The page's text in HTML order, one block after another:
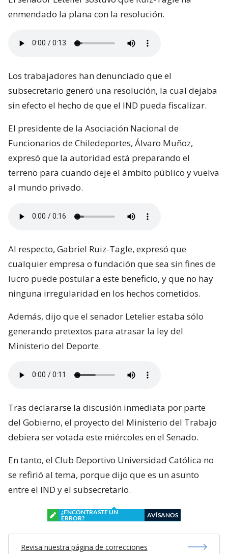
enmendado la plana con la resolución.
Los trabajadores han denunciado que el
subsecretario generó una resolución, la cual dejaba
sin efecto el hecho de que el IND pueda fiscalizar.
El presidente de la Asociación Nacional de
Funcionarios de Chiledeportes, Álvaro Muñoz,
expresó que la autoridad está preparando el
terreno para cuando deje el ámbito público y vuelva
al mundo privado.
Al respecto, Gabriel Ruiz-Tagle, expresó que
cualquier empresa o fundación que sea sin fines de
lucro puede postular a este beneficio, y que no hay
ninguna irregularidad en los hechos cometidos.
Además, dijo que el senador Letelier estaba sólo
generando pretextos para atrasar la ley del
Ministerio del Deporte.
Tras declararse la discusión inmediata por parte
del Gobierno, el proyecto del Ministerio del Trabajo
debiera ser votada este miércoles en el Senado.
En tanto, el Club Deportivo Universidad Católica no
se refirió al tema, porque dijo que es un asunto
entre el IND y el subsecretario.
¿ENCONTRASTE UN
ERROR?
AVÍSANOS
Revisa nuestra página de correcciones